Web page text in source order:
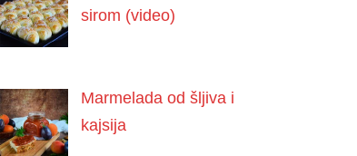
sirom (video)
Marmelada od šljiva i
kajsija